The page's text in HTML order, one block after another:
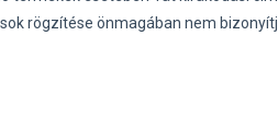
rögzítése önmagában nem